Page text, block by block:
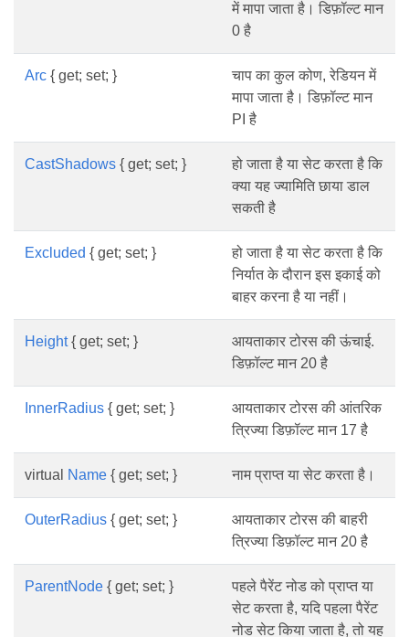
में मापा जाता है। डिफ़ॉल्ट मान
0 है
Arc { get; set; }
चाप का कुल कोण, रेडियन में
मापा जाता है। डिफ़ॉल्ट मान
PI है
CastShadows { get; set; }
हो जाता है या सेट करता है कि
क्या यह ज्यामिति छाया डाल
सकती है
Excluded { get; set; }
हो जाता है या सेट करता है कि
निर्यात के दौरान इस इकाई को
बाहर करना है या नहीं।
Height{ get; set; }
आयताकार टोरस की ऊंचाई.
डिफ़ॉल्ट मान 20 है
InnerRadius { get; set; }
आयताकार टोरस की आंतरिक
त्रिज्या डिफ़ॉल्ट मान 17 है
virtual Name { get; set; } नाम प्राप्त या सेट करता है।
OuterRadius { get; set; }
आयताकार टोरस की बाहरी
त्रिज्या डिफ़ॉल्ट मान 20 है
ParentNode { get; set; }
पहले पैरेंट नोड को प्राप्त या
सेट करता है, यदि पहला पैरेंट
नोड सेट किया जाता है, तो यह